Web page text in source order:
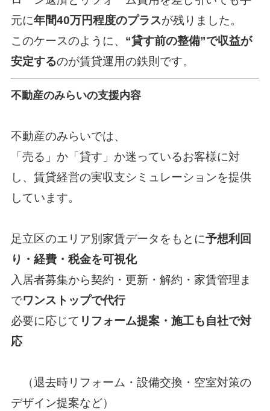
元に年間40万円程度のプラスが残りました。
このケースのように、 “貸す前の整備”で収益が
安定するのが賃貸運用の鉄則です。
不動産のみらいの支援内容
不動産のみらいでは、
「売る」か「貸す」か迷っているお客様に対
し、賃貸経営の実収支シミュレーションを提供
しています。
足立区のエリア別家賃データをもとに予想利回
り・経費・税金を可視化
入居者募集から契約・更新・解約・家賃管理ま
でワンストップで代行
必要に応じて リフォーム提案・施工も自社で対
応
（退去時リフォーム・設備交換・空室対策の
デザイン提案など）